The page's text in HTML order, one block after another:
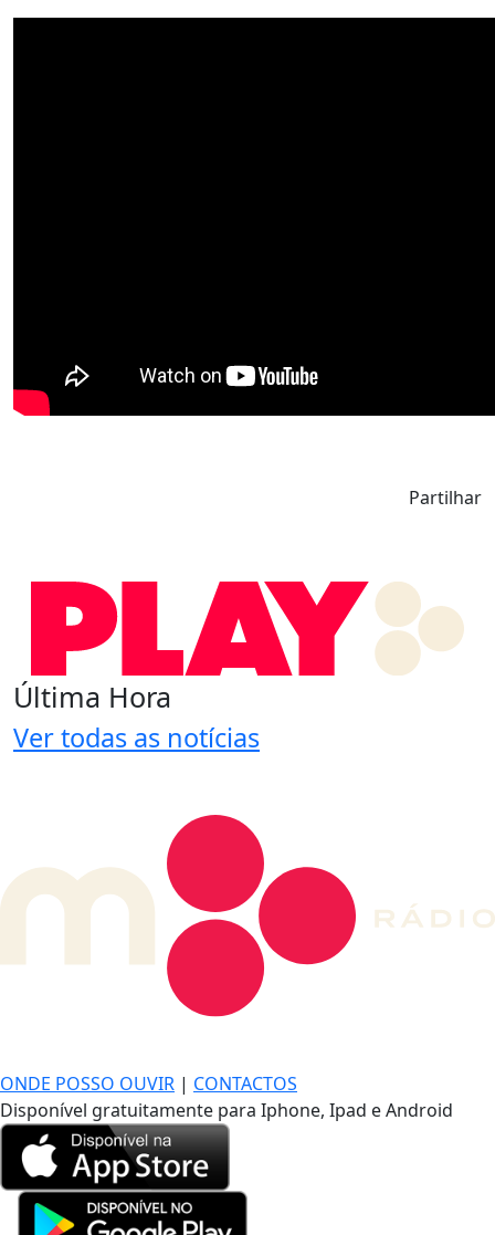
Partilhar
Última Hora
Ver todas as notícias
ONDE POSSO OUVIR | CONTACTOS
Disponível gratuitamente para Iphone, Ipad e Android